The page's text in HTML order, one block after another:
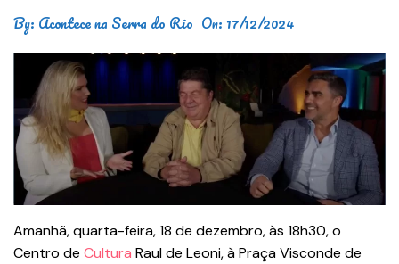
By: Acontece na Serra do Rio On: 17/12/2024
Amanhã, quarta-feira, 18 de dezembro, às 18h30, o
Centro de Cultura Raul de Leoni,à Praça Visconde de